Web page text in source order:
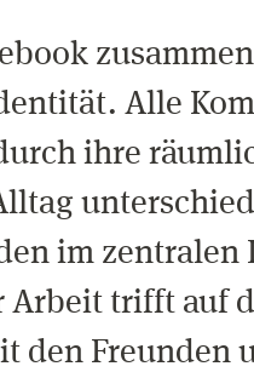
Alle
ihre
im zentralen
Arbeit trifft auf
den Freunden